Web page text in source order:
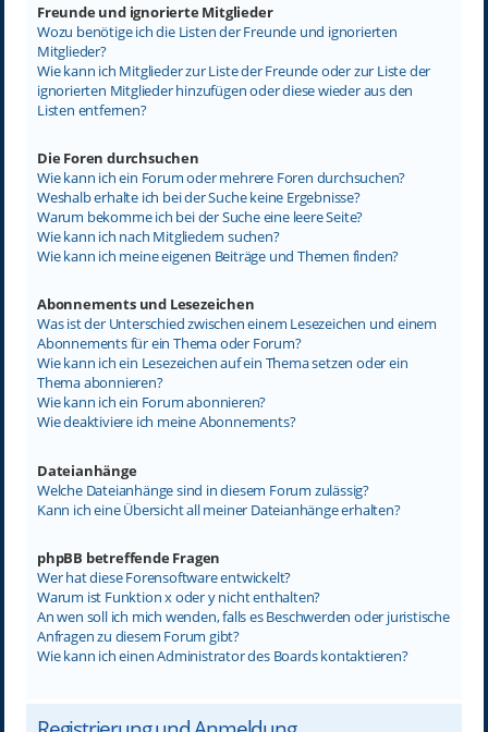
Freunde und ignorierte Mitglieder
Wozu benötige ich die Listen der Freunde und ignorierten
Mitglieder?
Wie kann ich Mitglieder zur Liste der Freunde oder zur Liste der
ignorierten Mitglieder hinzufügen oder diese wieder aus den
Listen entfernen?
Die Foren durchsuchen
Wie kann ich ein Forum oder mehrere Foren durchsuchen?
Weshalb erhalte ich bei der Suche keine Ergebnisse?
Warum bekomme ich bei der Suche eine leere Seite?
Wie kann ich nach Mitgliedern suchen?
Wie kann ich meine eigenen Beiträge und Themen finden?
Abonnements und Lesezeichen
Was ist der Unterschied zwischen einem Lesezeichen und einem
Abonnements für ein Thema oder Forum?
Wie kann ich ein Lesezeichen auf ein Thema setzen oder ein
Thema abonnieren?
Wie kann ich ein Forum abonnieren?
Wie deaktiviere ich meine Abonnements?
Dateianhänge
Welche Dateianhänge sind in diesem Forum zulässig?
Kann ich eine Übersicht all meiner Dateianhänge erhalten?
phpBB betreffende Fragen
Wer hat diese Forensoftware entwickelt?
Warum ist Funktion x oder y nicht enthalten?
An wen soll ich mich wenden, falls es Beschwerden oder juristische
Anfragen zu diesem Forum gibt?
Wie kann ich einen Administrator des Boards kontaktieren?